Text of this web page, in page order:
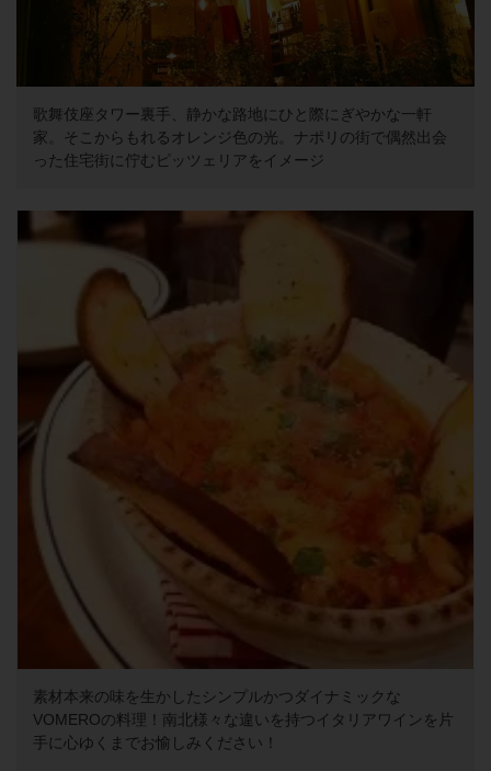
歌舞伎座タワー裏手、静かな路地にひと際にぎやかな一軒
家。そこからもれるオレンジ色の光。ナポリの街で偶然出会
った住宅街に佇むピッツェリアをイメージ
素材本来の味を生かしたシンプルかつダイナミックな
VOMEROの料理！南北様々な違いを持つイタリアワインを片
手に心ゆくまでお愉しみください！